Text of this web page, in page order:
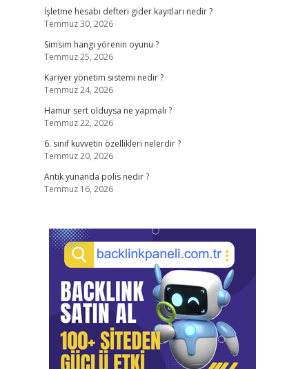
İşletme hesabı defteri gider kayıtları nedir ?
Temmuz 30, 2026
Simsim hangi yörenin oyunu ?
Temmuz 25, 2026
Kariyer yönetim sistemi nedir ?
Temmuz 24, 2026
Hamur sert olduysa ne yapmalı ?
Temmuz 22, 2026
6. sınıf kuvvetin özellikleri nelerdir ?
Temmuz 20, 2026
Antik yunanda polis nedir ?
Temmuz 16, 2026